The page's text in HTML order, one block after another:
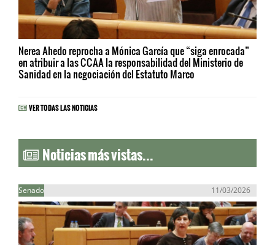
Nerea Ahedo reprocha a Mónica García que “siga enrocada”
en atribuir a las CCAA la responsabilidad del Ministerio de
Sanidad en la negociación del Estatuto Marco
VER TODAS LAS NOTICIAS
Noticias más vistas...
Senado 11/03/2026